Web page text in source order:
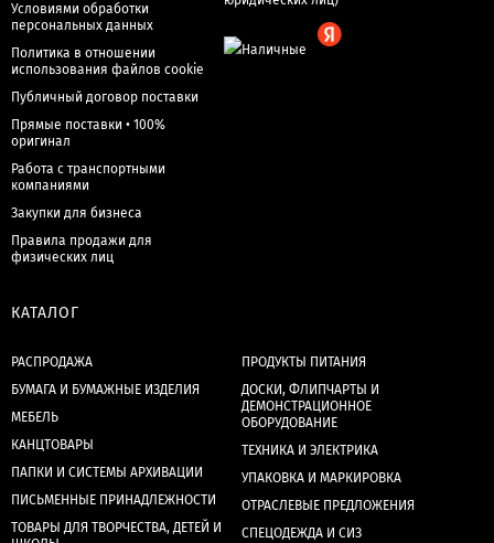
Условиями обработки
персональных данных
Политика в отношении
использования файлов cookie
Публичный договор поставки
Прямые поставки • 100%
оригинал
Работа с транспортными
компаниями
Закупки для бизнеса
Правила продажи для
физических лиц
КАТАЛОГ
РАСПРОДАЖА
БУМАГА И БУМАЖНЫЕ ИЗДЕЛИЯ
МЕБЕЛЬ
КАНЦТОВАРЫ
ПАПКИ И СИСТЕМЫ АРХИВАЦИИ
ПИСЬМЕННЫЕ ПРИНАДЛЕЖНОСТИ
ТОВАРЫ ДЛЯ ТВОРЧЕСТВА, ДЕТЕЙ И
ПРОДУКТЫ ПИТАНИЯ
ДОСКИ, ФЛИПЧАРТЫ И
ДЕМОНСТРАЦИОННОЕ
ОБОРУДОВАНИЕ
ТЕХНИКА И ЭЛЕКТРИКА
УПАКОВКА И МАРКИРОВКА
ОТРАСЛЕВЫЕ ПРЕДЛОЖЕНИЯ
СПЕЦОДЕЖДА И СИЗ